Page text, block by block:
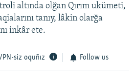
altında olğan Qırım ukümeti,
tanıy, lâkin olarğa
inkâr ete.
siz oquñız Follow us